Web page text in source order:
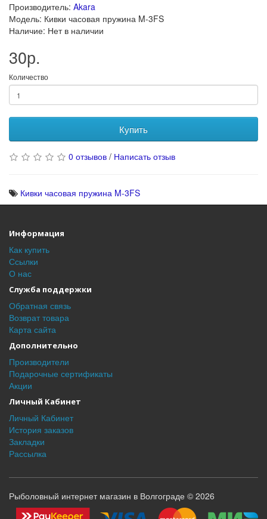
Производитель: Akara
Модель: Кивки часовая пружина M-3FS
Наличие: Нет в наличии
30р.
Количество
Купить
0 отзывов / Написать отзыв
Кивки часовая пружина M-3FS
Информация
Как купить
Ссылки
О нас
Служба поддержки
Обратная связь
Возврат товара
Карта сайта
Дополнительно
Производители
Подарочные сертификаты
Акции
Личный Кабинет
Личный Кабинет
История заказов
Закладки
Рассылка
Рыболовный интернет магазин в Волгограде © 2026